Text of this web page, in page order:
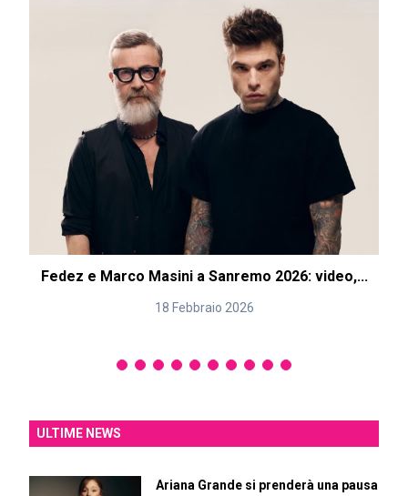
Fedez e Marco Masini a Sanremo 2026: video,...
18 Febbraio 2026
ULTIME NEWS
Ariana Grande si prenderà una pausa